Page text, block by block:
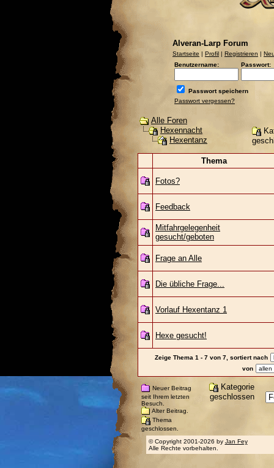
Alveran-Larp Forum
Startseite | Profil | Registrieren |
Benutzername:
Passwort:
Passwort speichern
Passwort vergessen?
Alle Foren
Hexennacht
Hexentanz
Thema
Fotos?
Feedback
Mitfahrgelegenheit
gesucht/geboten
Frage an Alle
Die übliche Frage...
Vorlauf Hexentanz 1
Hexe gesucht!
Zeige Thema 1 - 7 von 7, sortiert nach
von
Neuer Beitrag
seit Ihrem letzten
Besuch.
Alter Beitrag.
Thema
geschlossen.
Kategorie
geschlossen
© Copyright 2001-2026 by Jan Fey
Alle Rechte vorbehalten.